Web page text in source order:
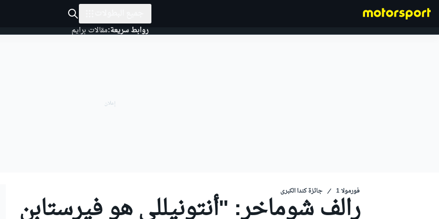
روابط سريعة:مقالات برايم
فورمولا 1 جائزة كندا الكبرى
رالف شوماخر: "أنتونيللي هو فيرستابن